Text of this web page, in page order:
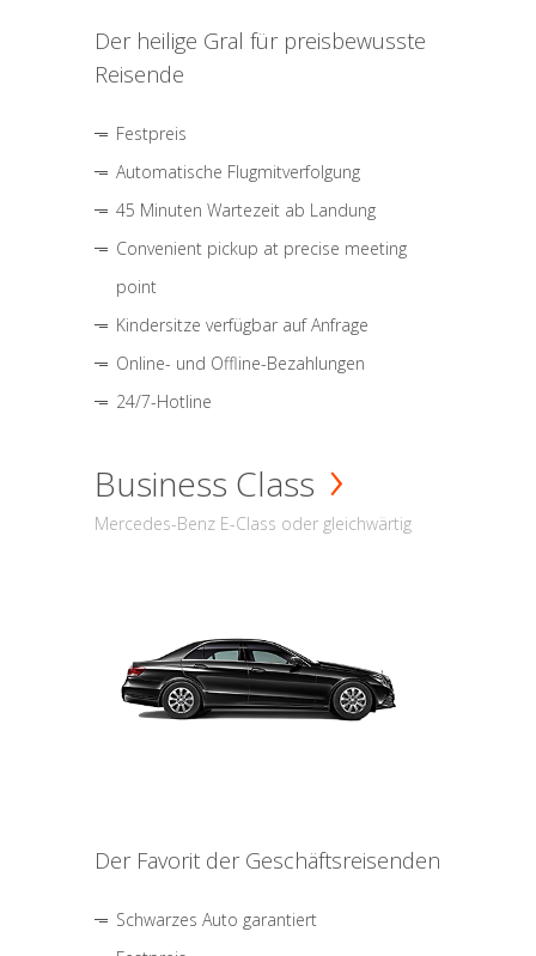
Der heilige Gral für preisbewusste
Reisende
Festpreis
Automatische Flugmitverfolgung
45 Minuten Wartezeit ab Landung
Convenient pickup at precise meeting
point
Kindersitze verfügbar auf Anfrage
Online- und Offline-Bezahlungen
24/7-Hotline
Business Class
Mercedes-Benz E-Class oder gleichwärtig
Der Favorit der Geschäftsreisenden
Schwarzes Auto garantiert